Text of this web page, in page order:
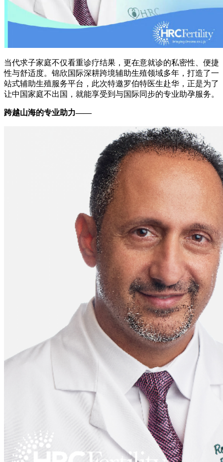
当代求子家庭不仅看重诊疗结果，更在意就诊的私密性、便捷
性与舒适度。锦欣国际深耕跨境辅助生殖领域多年，打造了一
站式辅助生殖服务平台，此次特邀罗伯特医生赴华，正是为了
让中国家庭不出国，就能享受到与国际同步的专业助孕服务。
跨越山海的专业助力——